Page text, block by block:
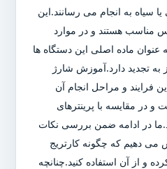
سیاه به انجام می رسانند.این
مناسب هستند و در موارد
عنوان ماده اصلی این دستگاه ها
به تجدید دارد.آموزش شارژ
فرایند و مراحل انجام آن
در مقایسه با پرینترهای
در ادامه ضمن بررسی نکات
می دهیم که چگونه کارتریج
و از آن استفاده کنید.چنانچه